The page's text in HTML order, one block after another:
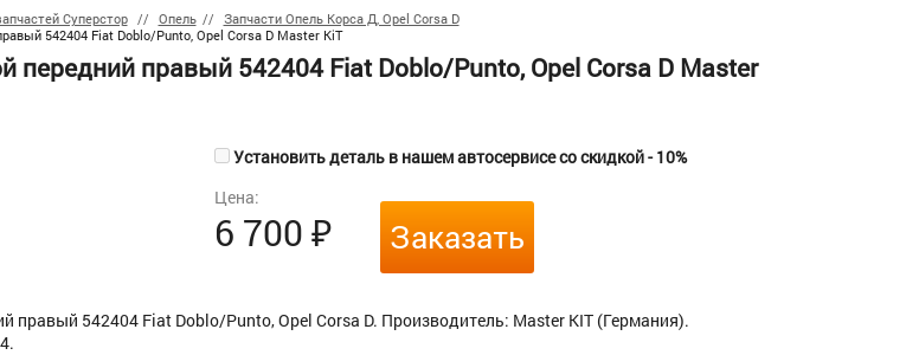
Суперстор Опель
Запчасти Опель Корса Д, Opel Corsa D
542404 Fiat Doblo/Punto, Opel Corsa D Master KiT
передний правый 542404 Fiat Doblo/Punto, Opel Corsa D Master
Установить деталь в нашем автосервисе со скидкой - 10%
Цена:
6 700₽ Заказать
правый 542404 Fiat Doblo/Punto, Opel Corsa D. Производитель: Master KIT (Германия).